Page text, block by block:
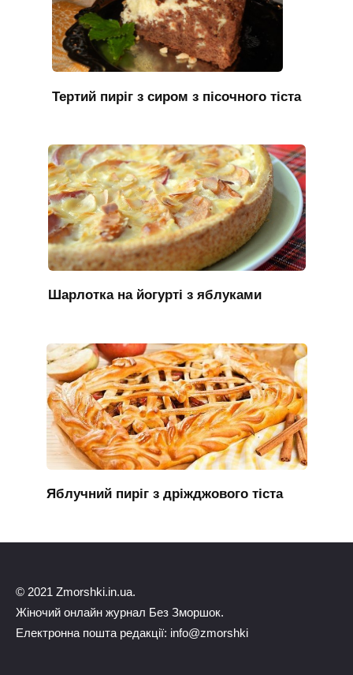
Тертий пиріг з сиром з пісочного тіста
Шарлотка на йогурті з яблуками
Яблучний пиріг з дріжджового тіста
© 2021 Zmorshki.in.ua.
Жіночий онлайн журнал Без Зморшок.
Електронна пошта редакції: info@zmorshki